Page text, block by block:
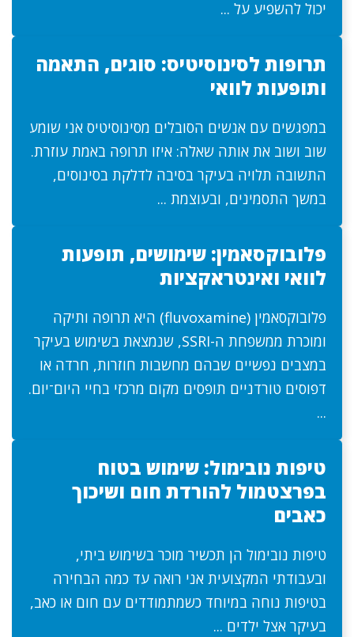
יכול להשפיע על ...
תרופות לסינוסיטיס: סוגים, התאמה
ותופעות לוואי
במפגשים עם אנשים הסובלים מסינוסיטיס אני שומע
שוב ושוב את אותה שאלה: איזו תרופה באמת עוזרת.
התשובה תלויה בעיקר בסיבה לדלקת בסינוסים,
במשך התסמינים, ובעוצמת ...
פלובוקסאמין: שימושים, תופעות
לוואי ואינטראקציות
פלובוקסאמין (fluvoxamine) היא תרופה ותיקה
ומוכרת ממשפחת ה-SSRI, שנמצאת בשימוש בעיקר
במצבים נפשיים שבהם מחשבות חוזרות, חרדה או
דפוסים טורדניים תופסים מקום מרכזי בחיי היום־יום.
...
טיפות נובימול: שימוש בטוח
בפרצטמול להורדת חום ושיכוך
כאבים
טיפות נובימול הן תכשיר מוכר בשימוש ביתי,
ובעבודתי המקצועית אני רואה עד כמה הבחירה
בטיפות נוחה במיוחד כשמתמודדים עם חום או כאב,
בעיקר אצל ילדים ...